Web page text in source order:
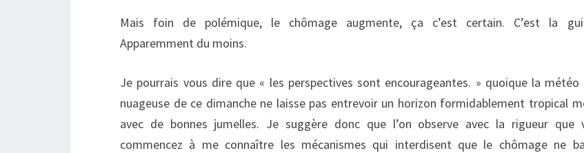
Mais foin de polémique, le chômage augmente, ça c’est certain. C’est la
Apparemment du moins.
Je pourrais vous dire que « les perspectives sont encourageantes. » quoique la météo
nuageuse de ce dimanche ne laisse pas entrevoir un horizon formidablement tropical
avec de bonnes jumelles. Je suggère donc que l’on observe avec la rigueur que
commencez à me connaître les mécanismes qui interdisent que le chômage ne